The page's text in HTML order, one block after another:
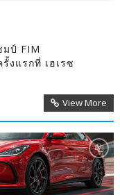
ป์ FIM
งแรกที่ เฮเรซ
View More